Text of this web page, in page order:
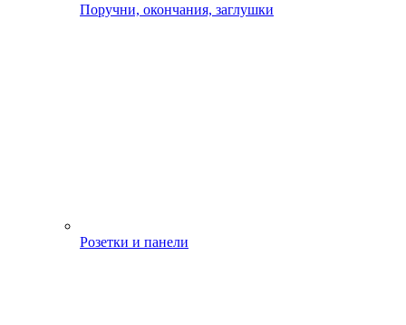
Поручни, окончания, заглушки
Розетки и панели